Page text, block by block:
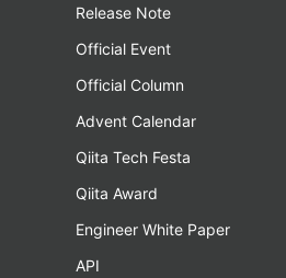
Release Note
Official Event
Official Column
Advent Calendar
Qiita Tech Festa
Qiita Award
Engineer White Paper
API